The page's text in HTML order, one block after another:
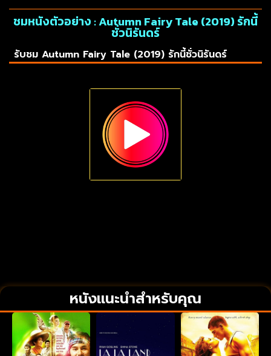
ชมหนังตัวอย่าง : Autumn Fairy Tale (2019) รักนี้
ชั่วนิรันดร์
รับชม Autumn Fairy Tale (2019) รักนี้ชั่วนิรันดร์
หนังแนะนำสำหรับคุณ